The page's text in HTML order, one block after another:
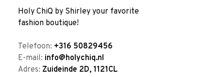
Holy ChiQ by Shirley your favorite
fashion boutique!
Telefoon: +316 50829456
E-mail: info@holychiq.nl
Adres: Zuideinde 2D, 1121CL